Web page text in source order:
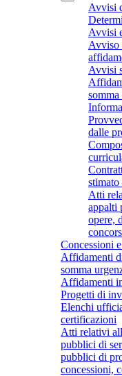
Avvisi
Avvisi
Avviso
Avvisi
dalle
Atti
appalti
opere,
Concessioni
Affidamenti
somma
Affidamenti
Progetti di
Elenchi
certificazioni
Atti relativi
pubblici di
pubblici di
concessioni,